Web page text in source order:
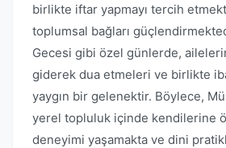
birlikte iftar yapmayı tercih
toplumsal bağları
Gecesi gibi özel günlerde,
giderek dua etmeleri ve birlikte
yaygın bir gelenektir. Böylece,
yerel topluluk içinde kendilerine
deneyimi yaşamakta ve dini